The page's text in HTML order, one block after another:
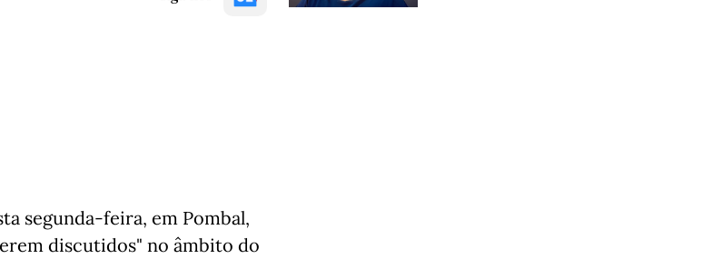
segunda-feira, em Pombal,
discutidos" no âmbito do